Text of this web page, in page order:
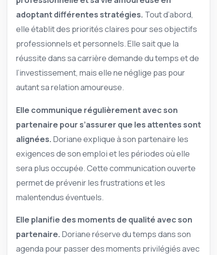
adoptant différentes stratégies. Tout d’abord,
elle établit des priorités claires pour ses objectifs
professionnels et personnels. Elle sait que la
réussite dans sa carrière demande du temps et de
l’investissement, mais elle ne néglige pas pour
autant sa relation amoureuse.
Elle communique régulièrement avec son
partenaire pour s’assurer que les attentes sont
alignées. Doriane explique à son partenaire les
exigences de son emploi et les périodes où elle
sera plus occupée. Cette communication ouverte
permet de prévenir les frustrations et les
malentendus éventuels.
Elle planifie des moments de qualité avec son
partenaire. Doriane réserve du temps dans son
agenda pour passer des moments privilégiés avec